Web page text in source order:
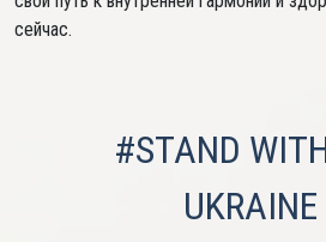
сейчас.
#STAND